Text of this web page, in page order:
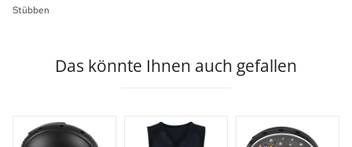
Stübben
Das könnte Ihnen auch gefallen